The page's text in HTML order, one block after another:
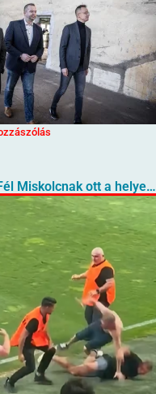
Miskolcnak ott a helye…